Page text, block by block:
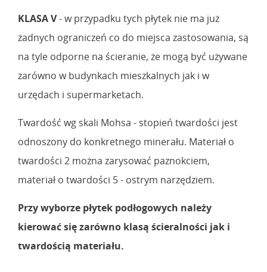
KLASA V- w przypadku tych płytek nie ma już
żadnych ograniczeń co do miejsca zastosowania, są
na tyle odporne na ścieranie, że mogą być używane
zarówno w budynkach mieszkalnych jak i w
urzędach i supermarketach.
Twardość wg skali Mohsa - stopień twardości jest
odnoszony do konkretnego minerału. Materiał o
twardości 2 można zarysować paznokciem,
materiał o twardości 5 - ostrym narzędziem.
Przy wyborze płytek podłogowych należy
kierować się zarówno klasą ścieralności jak i
twardością materiału.